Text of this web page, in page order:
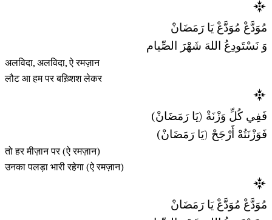
مُوَدَّعْ مُوَدَّعْ يَا رَمَضَانْ
وَ نَسْتَودِعُ اللهَ شَهْرَ الصِّيام
अलविदा, अलविदा, ऐ रमज़ान
लौट आ हम पर बख़्शिश लेकर
فَفِي كُلِّ وَزْنَةْ (يَا رَمَضَانْ)
فَوَزْنَتُهْ أَرْجَحْ (يَا رَمَضَانْ)
तो हर मीज़ान पर (ऐ रमज़ान)
उनका पलड़ा भारी रहेगा (ऐ रमज़ान)
مُوَدَّعْ مُوَدَّعْ يَا رَمَضَانْ